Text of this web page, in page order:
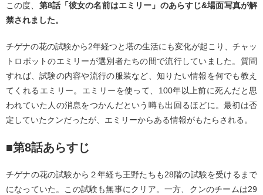
この度、 第8話「彼⼥の名前はエミリー」のあらすじ&場⾯写真が解
禁されました。
チゲナの花の試験から2年経つと塔の⽣活にも変化が起こり、チャッ
トロボットのエミリーが選別者たちの間で流⾏していました。質問
すれば、試験の内容や流⾏の服装など、知りたい情報を何でも教え
てくれるエミリー。エミリーを使って、100年以上前に死んだと思
われていた⼈の消息をつかんだという噂も出回るほどに。最初は否
定していたクンだったが、エミリーからある情報がもたらされる。
■第8話あらすじ
チゲナの花の試験から２年経ち王野たちも28階の試験を受けるまで
になっていた。この試験も無事にクリア。⼀⽅、クンのチームは29